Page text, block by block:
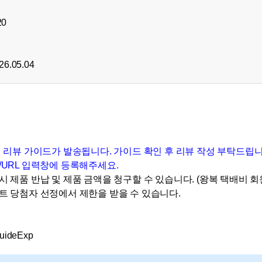
뷰 가이드가 발송됩니다. 가이드 확인 후 리뷰 작성 부탁드립
입력창에 등록해주세요.
제품 반납 및 제품 금액을 청구할 수 있습니다. (왕복 택배비 회
당첨자 선정에서 제한을 받을 수 있습니다.